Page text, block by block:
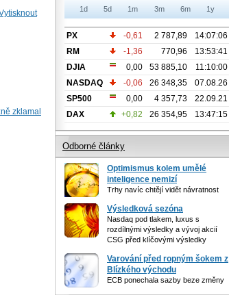
zklamal
1d 5d 1m 3m 6m 1y
PX -0,61 2 787,89
14:07:06
RM
-1,36 770,96
13:53:41
DJIA
0,00 53 885,10
11:10:00
NASDAQ
-0,06 26 348,35
07.08.26
SP500
0,00 4 357,73
22.09.21
DAX
+0,82 26 354,95 13:47:15
Odborné články
Optimismus kolem umělé
inteligence nemizí
Trhy navíc chtějí vidět návratnost
Výsledková sezóna
Nasdaq pod tlakem, luxus s
rozdílnými výsledky a vývoj akcií
CSG před klíčovými výsledky
Varování před ropným šokem z
Blízkého východu
ECB ponechala sazby beze změny